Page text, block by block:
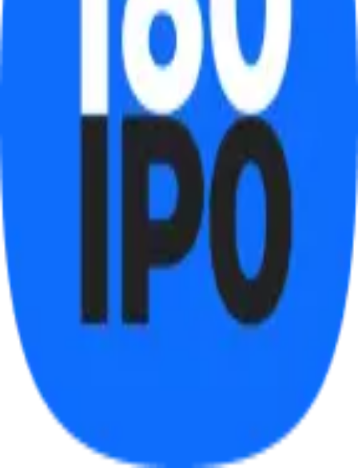
대표번호 : 02-6949-0045
© ML Investment Advisory Co.,Ltd. All Rights Reserved.